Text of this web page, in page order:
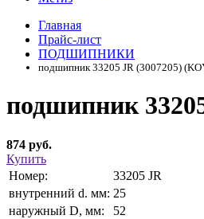
Главная
Прайс-лист
ПОДШИПНИКИ
подшипник 33205 JR (3007205)
подшипник
874 руб.
Купить
Номер:
33205 JR
внутренний d. мм: 25
наружный D, мм:
52